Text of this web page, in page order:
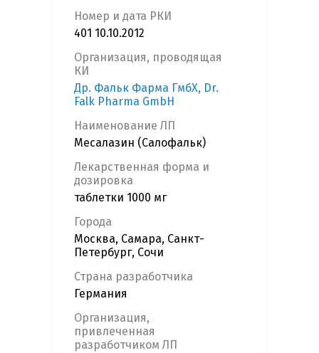
Номер и дата РКИ
401 10.10.2012
Организация, проводящая
КИ
Др. Фальк Фарма ГмбХ, Dr.
Falk Pharma GmbH
Наименование ЛП
Месалазин (Салофальк)
Лекарственная форма и
дозировка
таблетки 1000 мг
Города
Москва, Самара, Санкт-
Петербург, Сочи
Страна разработчика
Германия
Организация,
привлеченная
разработчиком ЛП